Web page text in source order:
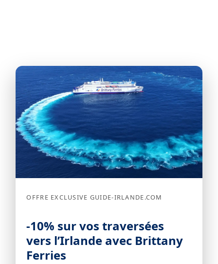
OFFRE EXCLUSIVE GUIDE-IRLANDE.COM
-10% sur vos traversées
vers l’Irlande avec Brittany
Ferries